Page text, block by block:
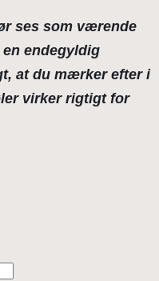
ses som værende
endegyldig
at du mærker efter i
virker rigtigt for